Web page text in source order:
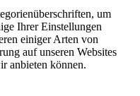
um
Ihrer Einstellungen
einiger Arten von
auf unseren Websites
anbieten können.